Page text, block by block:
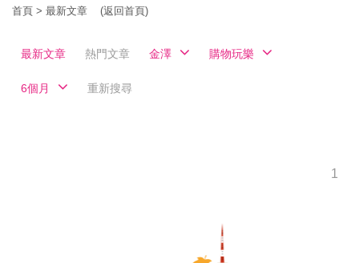
首頁 > 最新文章 (返回首頁)
最新文章 熱門文章 金澤 購物玩樂
6個月 重新搜尋
1